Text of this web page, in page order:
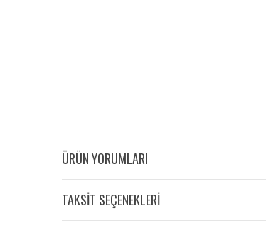
ÜRÜN YORUMLARI
TAKSİT SEÇENEKLERİ